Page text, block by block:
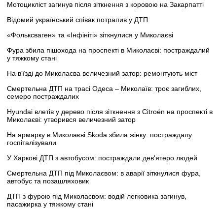
Мотоцикліст загинув після зіткнення з коровою на Закарпатті
Відомий український співак потрапив у ДТП
«Фольксваген» та «Інфініті» зіткнулися у Миколаєві
Фура збила пішохода на проспекті в Миколаєві: постраждалий
у тяжкому стані
На в'їзді до Миколаєва величезний затор: ремонтують міст
Смертельна ДТП на трасі Одеса – Миколаїв: троє загиблих,
семеро постраждалих
Hyundai влетів у дерево після зіткнення з Citroën на проспекті в
Миколаєві: утворився величезний затор
На ярмарку в Миколаєві Skoda збила жінку: постраждалу
госпіталізували
У Харкові ДТП з автобусом: постраждали дев'ятеро людей
Смертельна ДТП під Миколаєвом: в аварії зіткнулися фура,
автобус та позашляховик
ДТП з фурою під Миколаєвом: водій легковика загинув,
пасажирка у тяжкому стані